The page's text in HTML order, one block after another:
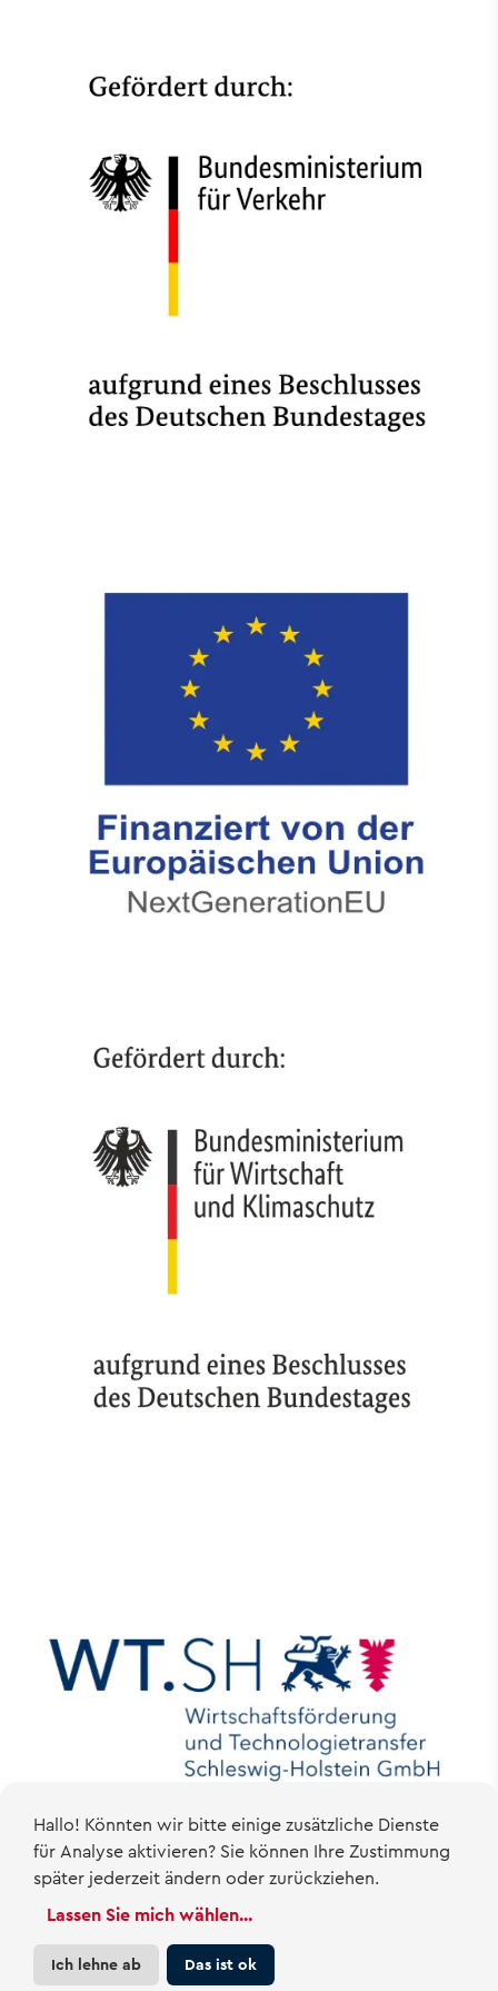
Hallo! Könnten wir bitte einige zusätzliche Dienste
fürAnalyseaktivieren? Sie können Ihre Zustimmung
später jederzeit ändern oder zurückziehen.
Lassen Sie mich wählen...
Ich lehne ab Das ist ok